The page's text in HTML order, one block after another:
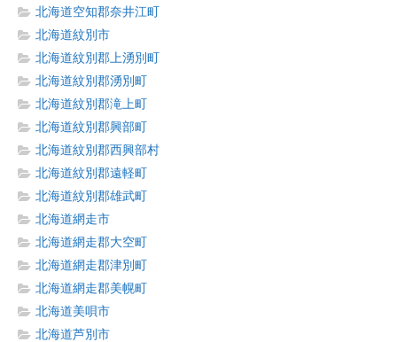
北海道空知郡奈井江町
北海道紋別市
北海道紋別郡上湧別町
北海道紋別郡湧別町
北海道紋別郡滝上町
北海道紋別郡興部町
北海道紋別郡西興部村
北海道紋別郡遠軽町
北海道紋別郡雄武町
北海道網走市
北海道網走郡大空町
北海道網走郡津別町
北海道網走郡美幌町
北海道美唄市
北海道芦別市